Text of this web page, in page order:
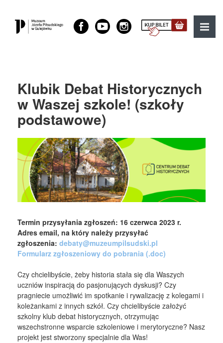
Muzeum Józefa Piłsudskiego w Sulejówku
MENU
Klubik Debat Historycznych
w Waszej szkole! (szkoły
podstawowe)
Termin przysyłania zgłoszeń: 16 czerwca 2023 r.
Adres email, na który należy przysyłać
zgłoszenia: debaty@muzeumpilsudski.pl
Formularz zgłoszeniowy do pobrania (.doc)
Czy chcielibyście, żeby historia stała się dla Waszych
uczniów inspiracją do pasjonujących dyskusji? Czy
pragniecie umożliwić im spotkanie i rywalizację z kolegami i
koleżankami z innych szkół. Czy chcielibyście założyć
szkolny klub debat historycznych, otrzymując
wszechstronne wsparcie szkoleniowe i merytoryczne? Nasz
projekt jest stworzony specjalnie dla Was!